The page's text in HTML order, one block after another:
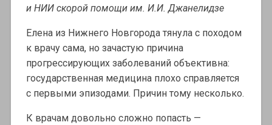
и НИИ скорой помощи им. И.И. Джанелидзе
Елена из Нижнего Новгорода тянула с походом
к врачу сама, но зачастую причина
прогрессирующих заболеваний объективна:
государственная медицина плохо справляется
с первыми эпизодами. Причин тому несколько.
К врачам довольно сложно попасть —